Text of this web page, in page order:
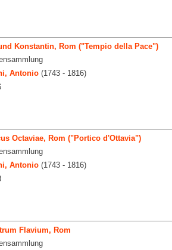
Konstantin, Rom ("Tempio della Pace")
Antonio(1743 - 1816)
Octaviae, Rom ("Portico d'Ottavia")
Antonio(1743 - 1816)
Flavium, Rom